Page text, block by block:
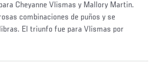
Cheyanne Vlismas y Mallory Martin.
combinaciones de puños y se
El triunfo fue para Vlismas por